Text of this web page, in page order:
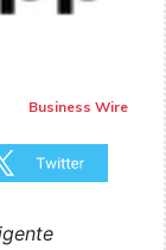
Business Wire